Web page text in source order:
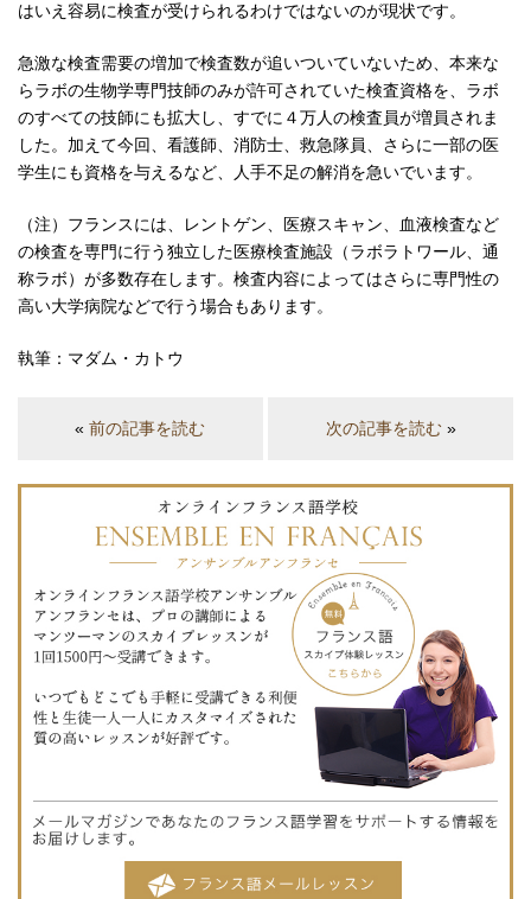
はいえ容易に検査が受けられるわけではないのが現状です。
急激な検査需要の増加で検査数が追いついていないため、本来な
らラボの生物学専門技師のみが許可されていた検査資格を、ラボ
のすべての技師にも拡大し、すでに４万人の検査員が増員されま
した。加えて今回、看護師、消防士、救急隊員、さらに一部の医
学生にも資格を与えるなど、人手不足の解消を急いでいます。
（注）フランスには、レントゲン、医療スキャン、血液検査など
の検査を専門に行う独立した医療検査施設（ラボラトワール、通
称ラボ）が多数存在します。検査内容によってはさらに専門性の
高い大学病院などで行う場合もあります。
執筆：マダム・カトウ
«前の記事を読む 次の記事を読む»